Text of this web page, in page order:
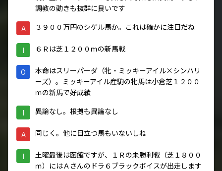
調教の動きも抜群に良いです
A ３９００万円のシゲル馬か。これは確かに注目だね
I ６Ｒは芝１２００ｍの新馬戦
O
本命はスリーパーダ（牝・ミッキーアイル×シンハリ
ーズ）。ミッキーアイル産駒の牝馬は小倉芝１２００
ｍの新馬で好成績
I 異論なし。根拠も異論なし
A 同じく。他に目立つ馬もいないしね
I
土曜最後は函館ですが、１Ｒの未勝利戦（芝１８００
ｍ）にはＡさんのドラ６ブラックボイスが出走します